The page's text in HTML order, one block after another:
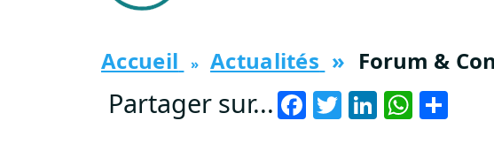
Accueil Actualités Forum &
Partager sur... Facebook
Twitter
LinkedIn